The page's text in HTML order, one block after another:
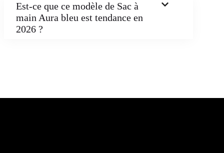
Est-ce que ce modèle de Sac à
main Aura bleu est tendance en
2026 ?